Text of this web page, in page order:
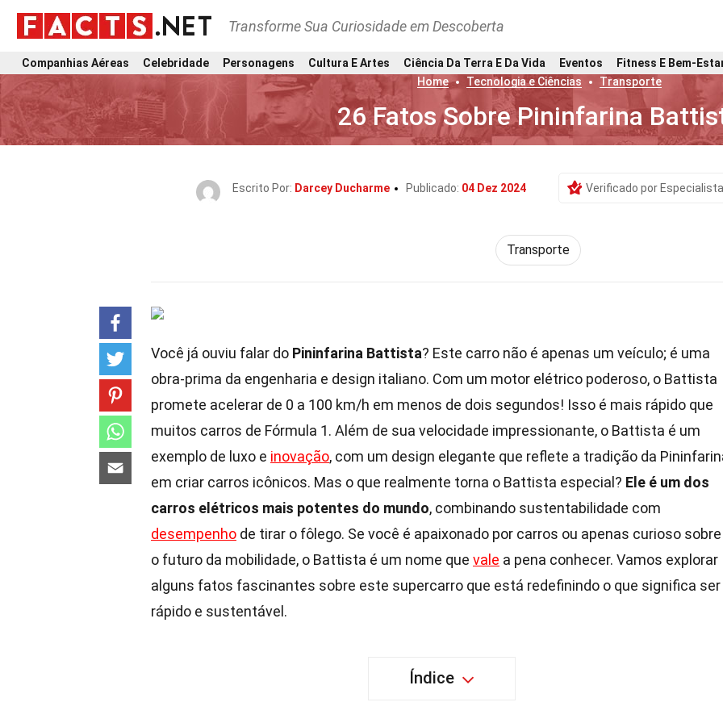
Transforme Sua Curiosidade em Descoberta
Companhias Aéreas Celebridade Personagens Cultura E Artes Ciência Da Terra E Da Vida Eventos
Fitness E Bem-
Home
Tecnologia e Ciências Transporte
26 Fatos Sobre Pininfarina
Escrito Por: Darcey Ducharme Publicado: 04 Dez 2024 Verificado por Especialista
Transporte
Você já ouviu falar do Pininfarina Battista? Este carro não é apenas um veículo; é uma
obra-prima da engenharia e design italiano. Com um motor elétrico poderoso, o Battista
promete acelerar de 0 a 100 km/h em menos de dois segundos! Isso é mais rápido que
muitos carros de Fórmula 1. Além de sua velocidade impressionante, o Battista é um
exemplo de luxo e inovação, com um design elegante que reflete a tradição da
em criar carros icônicos. Mas o que realmente torna o Battista especial? Ele é um dos
carros elétricos mais potentes do mundo, combinando sustentabilidade com
desempenho de tirar o fôlego. Se você é apaixonado por carros ou apenas curioso sobre
o futuro da mobilidade, o Battista é um nome que vale a pena conhecer. Vamos explorar
alguns fatos fascinantes sobre este supercarro que está redefinindo o que significa ser
rápido e sustentável.
Índice